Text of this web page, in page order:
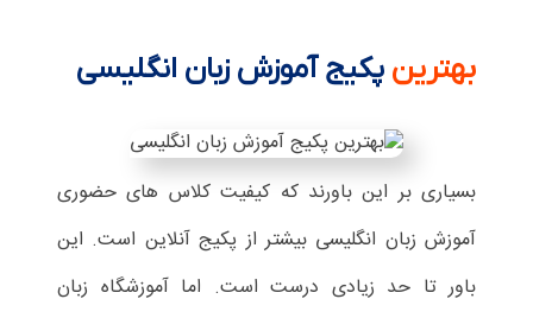
بهترین پکیج آموزش زبان انگلیسی
بسیاری بر این باورند که کیفیت کلاس های حضوری
آموزش زبان انگلیسی بیشتر از پکیج آنلاین است. این
باور تا حد زیادی درست است. اما آموزشگاه زبان